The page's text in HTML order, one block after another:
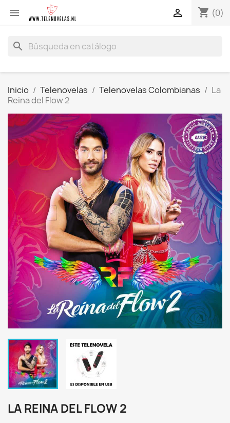
 shopping_cart (0)

search
Inicio Telenovelas Telenovelas Colombianas
La
Reina del Flow 2
LA REINA DEL FLOW 2